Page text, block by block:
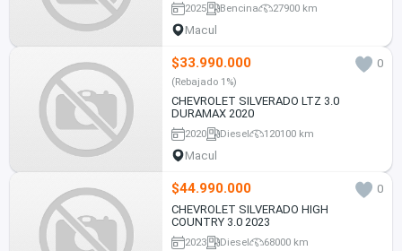
2025 Bencina 27900 km
Macul
$33.990.000 0
(Rebajado 1%)
CHEVROLET SILVERADO LTZ 3.0
DURAMAX 2020
2020 Diesel 120100 km
Macul
$44.990.000
0
CHEVROLET SILVERADO HIGH
COUNTRY 3.0 2023
2023 Diesel 68000 km